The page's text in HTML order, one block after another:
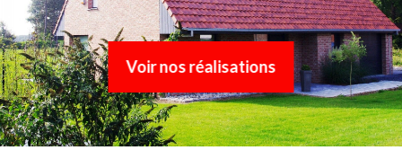
Voir nos réalisations